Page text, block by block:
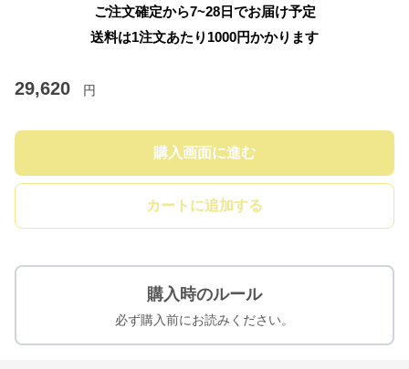
ご注文確定から7~28日でお届け予定
送料は1注文あたり 1000円かかります
29,620 円
購入画面に進む
カートに追加する
購入時のルール
必ず購入前にお読みください。